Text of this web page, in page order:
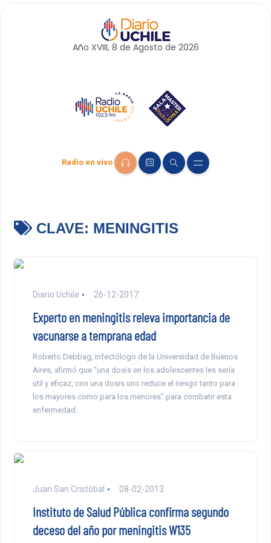
Año XVIII, 8 de Agosto de 2026
Radio en vivo
CLAVE: MENINGITIS
Diario Uchile 26-12-2017
Experto en meningitis releva importancia de
vacunarse a temprana edad
Roberto Debbag, infectólogo de la Universidad de Buenos
Aires, afirmó que “una dosis en los adolescentes les sería
útil y eficaz, con una dosis uno reduce el riesgo tanto para
los mayores como para los menores” para combatir esta
enfermedad.
Juan San Cristóbal 08-02-2013
Instituto de Salud Pública confirma segundo
deceso del año por meningitis W135